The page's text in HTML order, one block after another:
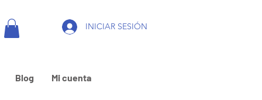
INICIAR SESIÓN
Blog Mi cuenta